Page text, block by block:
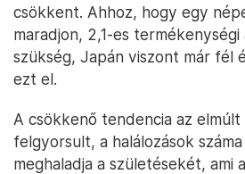
csökkent. Ahhoz, hogy egy
maradjon, 2,1-es
szükség, Japán viszont már fél
ezt el.
A csökkenő tendencia az
felgyorsult, a halálozások
meghaladja a születésekét, ami